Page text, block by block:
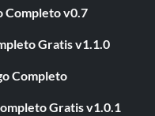
Completo v0.7
Gratis v1.1.0
Completo
Gratis v1.0.1